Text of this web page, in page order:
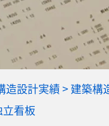
造設計実績>建築構
看板